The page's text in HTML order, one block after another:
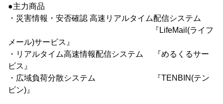
●主力商品
・災害情報・安否確認 高速リアルタイム配信システム
『LifeMail(ライフ
メール)サービス』
・リアルタイム高速情報配信システム 『めるくるサー
ビス』
・広域負荷分散システム 『TENBIN(テン
ビン)』